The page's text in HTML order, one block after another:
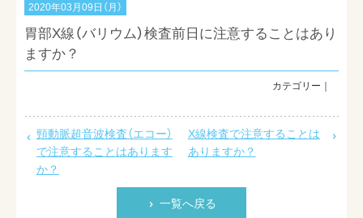
リハビリテーション
ドクターズコスメ
採用情報
お問い合わせ
2020年03月09日（月）
胃部X線（バリウム）検査前日に注意することはあり
ますか？
頸動脈超音波検査（エコー）
で注意することはあります
か？
一覧へ戻る
X線検査で注意することは
ありますか？